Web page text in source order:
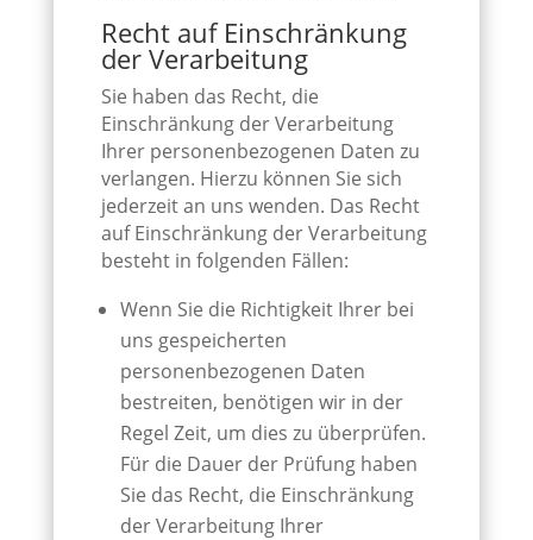
Recht auf Einschränkung
der Verarbeitung
Sie haben das Recht, die
Einschränkung der Verarbeitung
Ihrer personenbezogenen Daten zu
verlangen. Hierzu können Sie sich
jederzeit an uns wenden. Das Recht
auf Einschränkung der Verarbeitung
besteht in folgenden Fällen:
Wenn Sie die Richtigkeit Ihrer bei
uns gespeicherten
personenbezogenen Daten
bestreiten, benötigen wir in der
Regel Zeit, um dies zu überprüfen.
Für die Dauer der Prüfung haben
Sie das Recht, die Einschränkung
der Verarbeitung Ihrer